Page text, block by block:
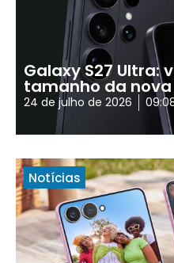
Galaxy S27 Ultra:
tamanho da
24 de julho de 2026
Notícias